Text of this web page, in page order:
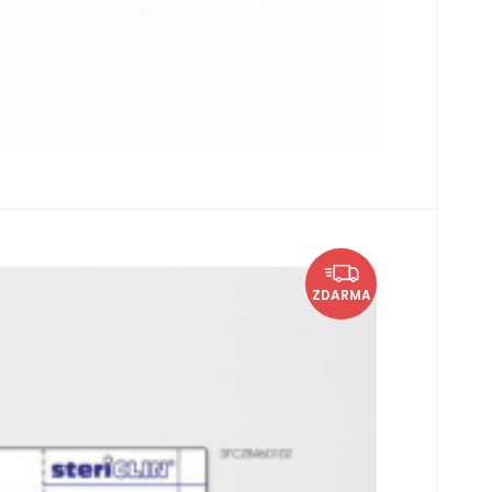
ZDARMA
x 45 mm SteriCLIN (500ks)